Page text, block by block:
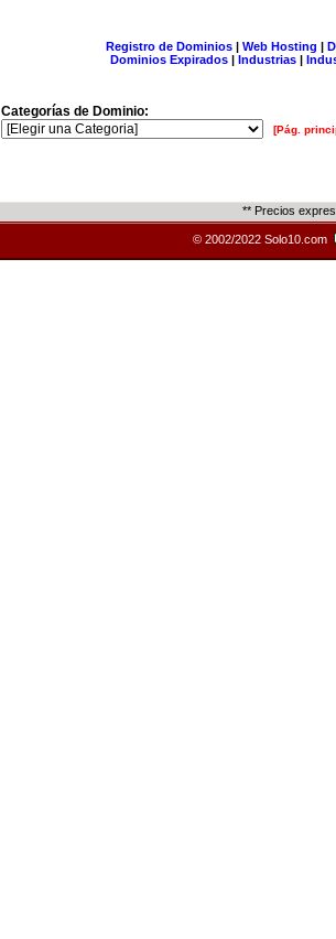
Registro de Dominios| Web Hosting |
Dominios Expirados | Industrias |
Categorías de Dominio:
[Pág.
** Precios
© 2002/2022 Solo10.com